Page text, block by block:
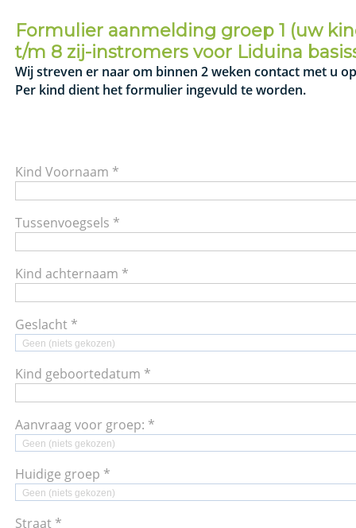
Formulier aanmelding groep 1 (uw
t/m 8 zij-instromers voor Liduina
Wij streven er naar om binnen 2 weken contact met u
Per kind dient het formulier ingevuld te worden.
Kind Voornaam *
Tussenvoegsels *
Kind achternaam *
Geslacht *
Geen (niets gekozen)
Kind geboortedatum *
Aanvraag voor groep: *
Geen (niets gekozen)
Huidige groep *
Geen (niets gekozen)
Straat *